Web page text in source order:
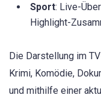
Sport: Live-
Highlight-
Die Darstellung im
Krimi, Komödie,
und mithilfe einer